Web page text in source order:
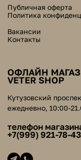
Публичная оферта
Политика
Вакансии
Контакты
ОФЛАЙН
VETER SHOP
Кутузовский
ежедневно, 10:00-
телефон
+7(999) 921-78-43